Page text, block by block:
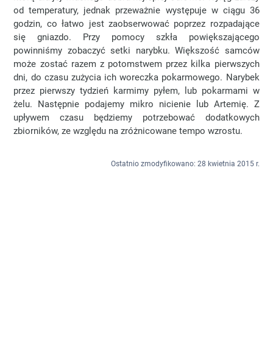
od temperatury, jednak przeważnie występuje w ciągu 36
godzin, co łatwo jest zaobserwować poprzez rozpadające
się gniazdo. Przy pomocy szkła powiększającego
powinniśmy zobaczyć setki narybku. Większość samców
może zostać razem z potomstwem przez kilka pierwszych
dni, do czasu zużycia ich woreczka pokarmowego. Narybek
przez pierwszy tydzień karmimy pyłem, lub pokarmami w
żelu. Następnie podajemy mikro nicienie lub Artemię. Z
upływem czasu będziemy potrzebować dodatkowych
zbiorników, ze względu na zróżnicowane tempo wzrostu.
Ostatnio zmodyfikowano: 28 kwietnia 2015 r.